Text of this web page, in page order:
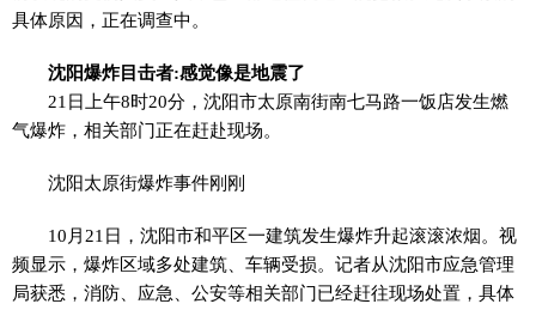
具体原因，正在调查中。
沈阳爆炸目击者:感觉像是地震了
21日上午8时20分，沈阳市太原南街南七马路一饭店发生燃
气爆炸，相关部门正在赶赴现场。
沈阳太原街爆炸事件刚刚
10月21日，沈阳市和平区一建筑发生爆炸升起滚滚浓烟。视
频显示，爆炸区域多处建筑、车辆受损。记者从沈阳市应急管理
局获悉，消防、应急、公安等相关部门已经赶往现场处置，具体